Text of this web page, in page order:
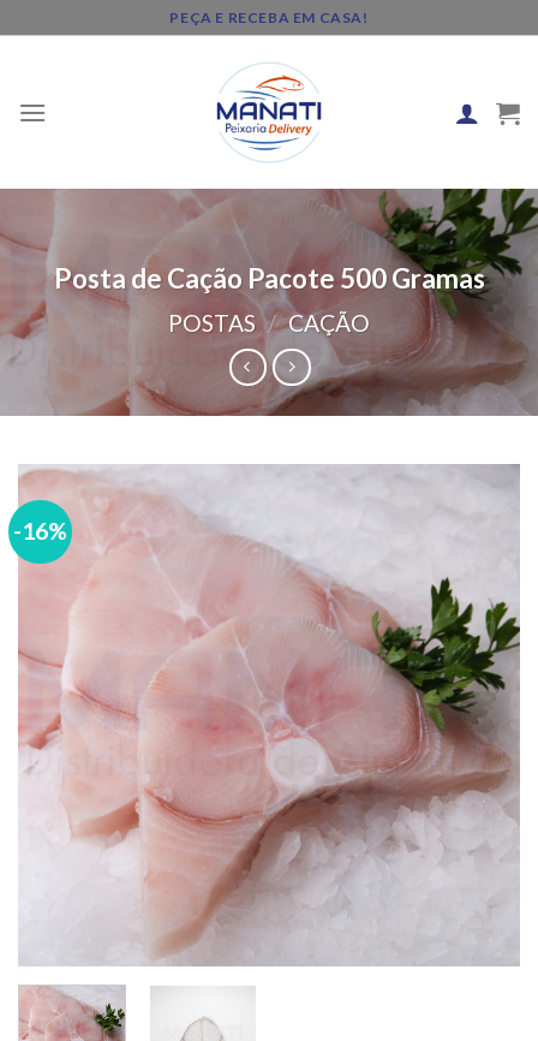
to
PEÇA E RECEBA EM CASA!
Posta de Cação Pacote 500 Gramas
POSTAS / CAÇÃO
-16%